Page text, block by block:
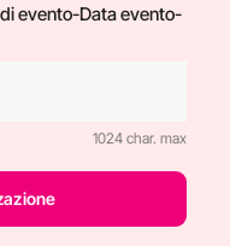
evento-Data evento-
1024 char. max